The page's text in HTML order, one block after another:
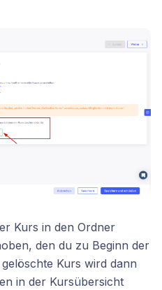
Kurs in den Ordner
den du zu Beginn der
Kurs wird dann
in der Kursübersicht